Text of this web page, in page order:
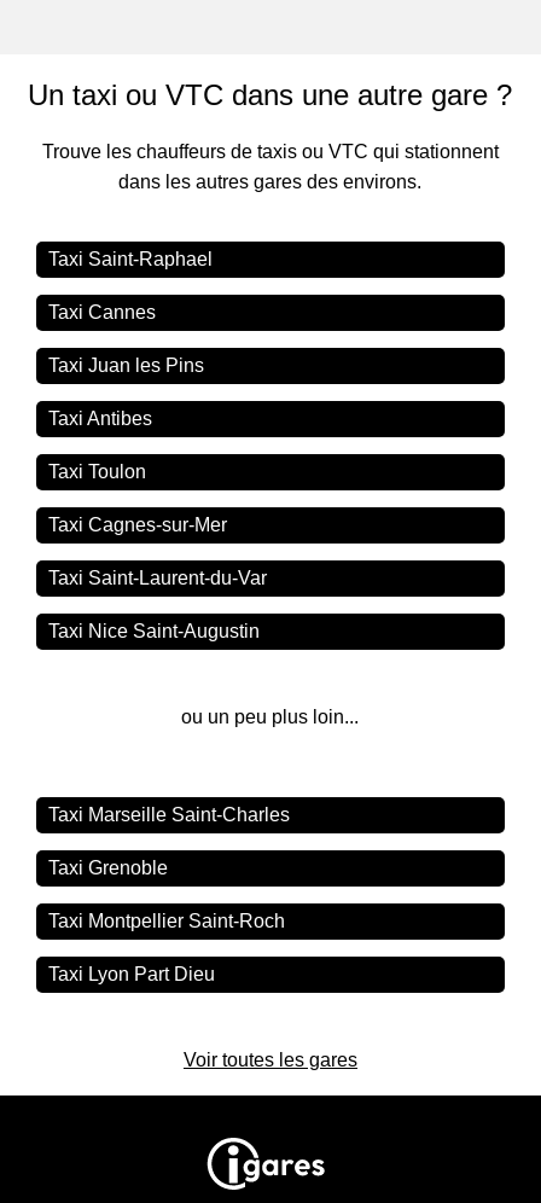
Un taxi ou VTC dans une autre gare ?
Trouve les chauffeurs de taxis ou VTC qui stationnent
dans les autres gares des environs.
Taxi Saint-Raphael
Taxi Cannes
Taxi Juan les Pins
Taxi Antibes
Taxi Toulon
Taxi Cagnes-sur-Mer
Taxi Saint-Laurent-du-Var
Taxi Nice Saint-Augustin
ou un peu plus loin...
Taxi Marseille Saint-Charles
Taxi Grenoble
Taxi Montpellier Saint-Roch
Taxi Lyon Part Dieu
Voir toutes les gares